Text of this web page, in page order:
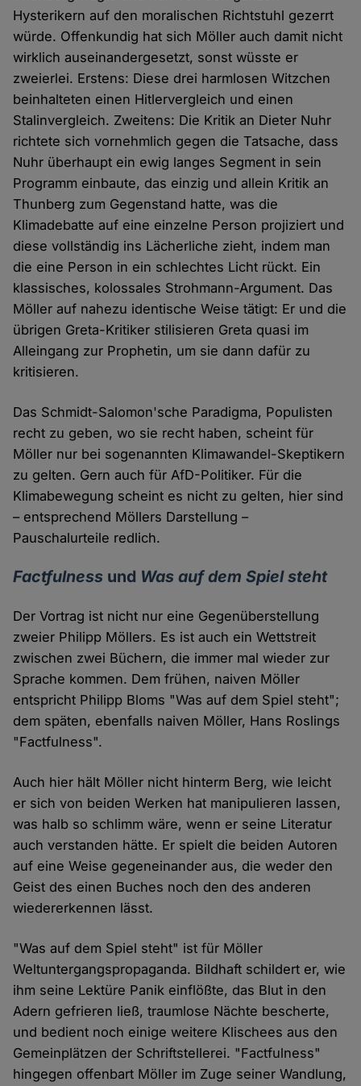
Hysterikern auf den moralischen Richtstuhl gezerrt
würde. Offenkundig hat sich Möller auch damit nicht
wirklich auseinandergesetzt, sonst wüsste er
zweierlei. Erstens: Diese drei harmlosen Witzchen
beinhalteten einen Hitlervergleich und einen
Stalinvergleich. Zweitens: Die Kritik an Dieter Nuhr
richtete sich vornehmlich gegen die Tatsache, dass
Nuhr überhaupt ein ewig langes Segment in sein
Programm einbaute, das einzig und allein Kritik an
Thunberg zum Gegenstand hatte, was die
Klimadebatte auf eine einzelne Person projiziert und
diese vollständig ins Lächerliche zieht, indem man
die eine Person in ein schlechtes Licht rückt. Ein
klassisches, kolossales Strohmann-Argument. Das
Möller auf nahezu identische Weise tätigt: Er und die
übrigen Greta-Kritiker stilisieren Greta quasi im
Alleingang zur Prophetin, um sie dann dafür zu
kritisieren.
Das Schmidt-Salomon'sche Paradigma, Populisten
recht zu geben, wo sie recht haben, scheint für
Möller nur bei sogenannten Klimawandel-Skeptikern
zu gelten. Gern auch für AfD-Politiker. Für die
Klimabewegung scheint es nicht zu gelten, hier sind
– entsprechend Möllers Darstellung –
Pauschalurteile redlich.
Factfulness und Was auf dem Spiel steht
Der Vortrag ist nicht nur eine Gegenüberstellung
zweier Philipp Möllers. Es ist auch ein Wettstreit
zwischen zwei Büchern, die immer mal wieder zur
Sprache kommen. Dem frühen, naiven Möller
entspricht Philipp Bloms "Was auf dem Spiel steht";
dem späten, ebenfalls naiven Möller, Hans Roslings
"Factfulness".
Auch hier hält Möller nicht hinterm Berg, wie leicht
er sich von beiden Werken hat manipulieren lassen,
was halb so schlimm wäre, wenn er seine Literatur
auch verstanden hätte. Er spielt die beiden Autoren
auf eine Weise gegeneinander aus, die weder den
Geist des einen Buches noch den des anderen
wiedererkennen lässt.
"Was auf dem Spiel steht" ist für Möller
Weltuntergangspropaganda. Bildhaft schildert er, wie
ihm seine Lektüre Panik einflößte, das Blut in den
Adern gefrieren ließ, traumlose Nächte bescherte,
und bedient noch einige weitere Klischees aus den
Gemeinplätzen der Schriftstellerei. "Factfulness"
hingegen offenbart Möller im Zuge seiner Wandlung,